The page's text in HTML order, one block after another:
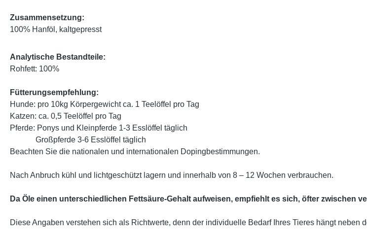
Zusammensetzung:
100% Hanföl, kaltgepresst
Analytische Bestandteile:
Rohfett: 100%
Fütterungsempfehlung:
Hunde: pro 10kg Körpergewicht ca. 1 Teelöffel pro Tag
Katzen: ca. 0,5 Teelöffel pro Tag
Pferde: Ponys und Kleinpferde 1-3 Esslöffel täglich
Großpferde 3-6 Esslöffel täglich
Beachten Sie die nationalen und internationalen Dopingbestimmungen.
Nach Anbruch kühl und lichtgeschützt lagern und innerhalb von 8 – 12 Wochen verbrauchen.
Da Öle einen unterschiedlichen Fettsäure-Gehalt aufweisen, empfiehlt es sich, öfter zwischen
Diese Angaben verstehen sich als Richtwerte, denn der individuelle Bedarf Ihres Tieres hängt neben